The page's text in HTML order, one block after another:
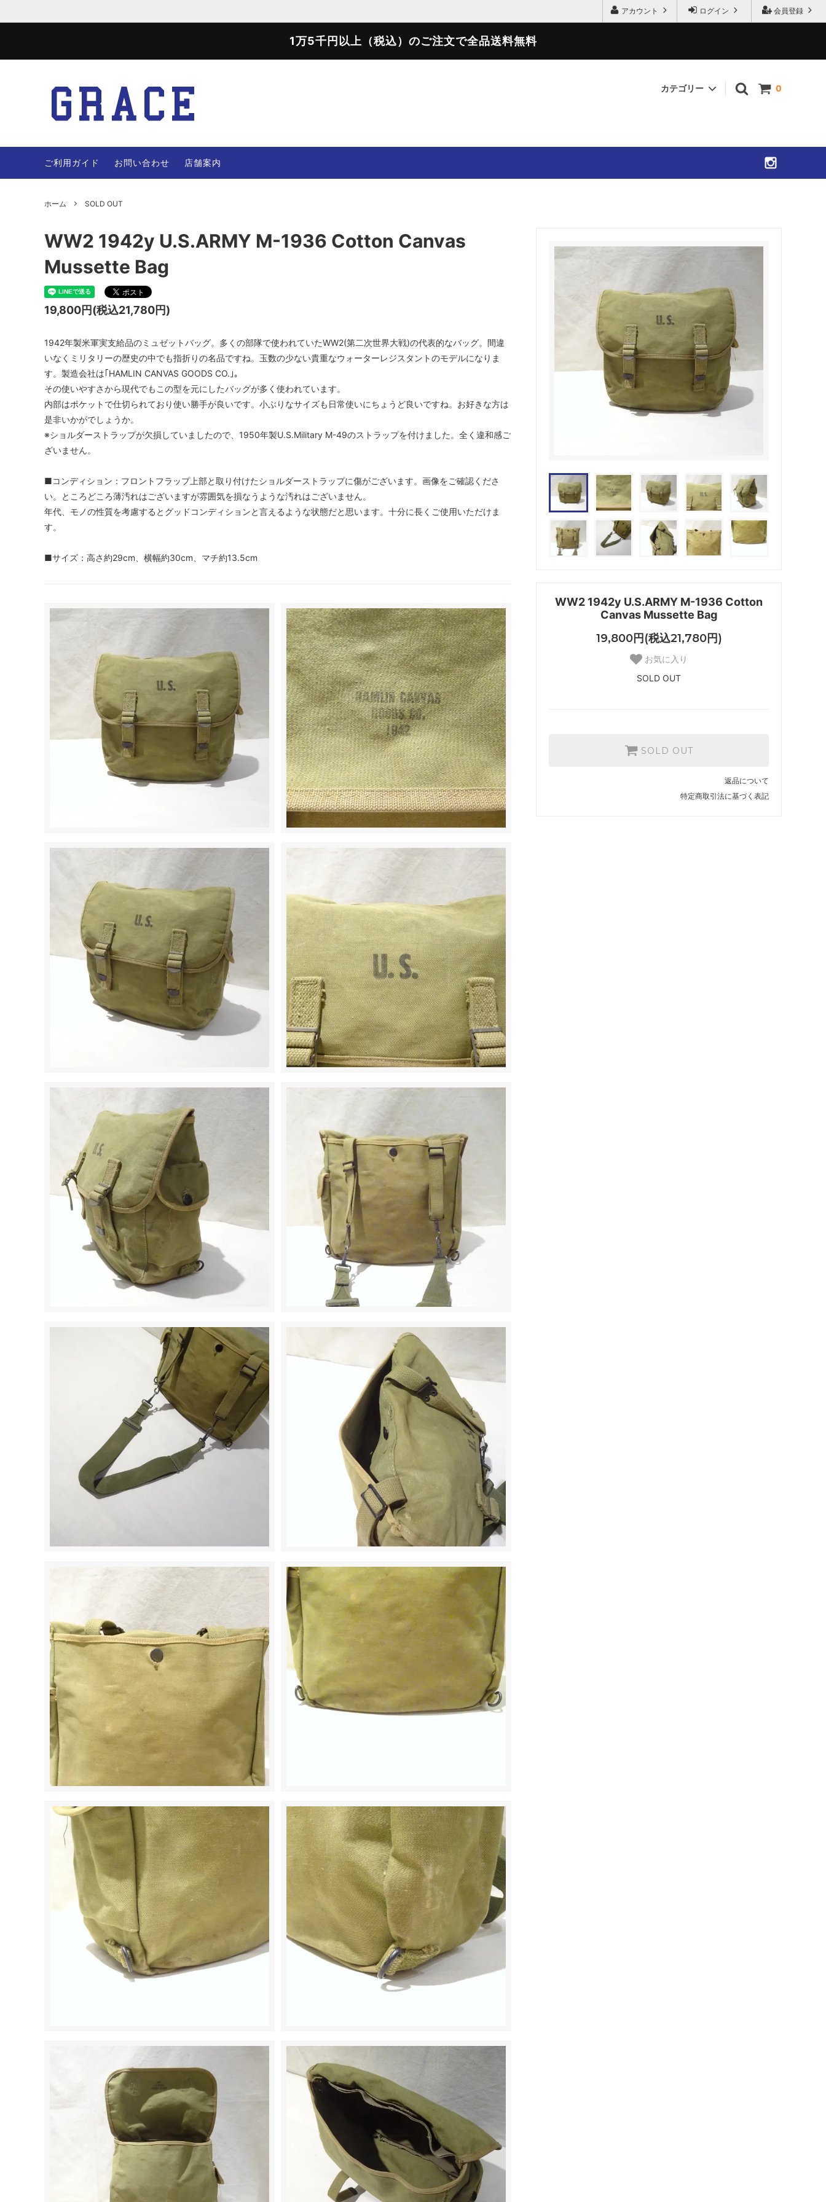
会員登録
ログイン
アカウント
1万5千円以上（税込）のご注文で全品送料無料
0
カテゴリー
OTHERS BAG SHOES SOLD OUT
ご利用ガイド お問い合わせ 店舗案内
ホーム SOLD OUT
WW2 1942y U.S.ARMY M-1936 Cotton
Canvas Mussette Bag
19,800円(税込21,780円)
お気に入り
SOLD OUT
SOLD OUT
返品について
特定商取引法に基づく表記
WW2 1942y U.S.ARMY M-1936 Cotton Canvas
Mussette Bag
19,800円(税込21,780円)
1942年製米軍実支給品のミュゼットバッグ。多くの部隊で使われていたWW2(第二次世界大戦)の代表的なバッグ。間違
いなくミリタリーの歴史の中でも指折りの名品ですね。玉数の少ない貴重なウォーターレジスタントのモデルになりま
す。製造会社は｢HAMLIN CANVAS GOODS CO.｣。
その使いやすさから現代でもこの型を元にしたバッグが多く使われています。
内部はポケットで仕切られており使い勝手が良いです。小ぶりなサイズも日常使いにちょうど良いですね。お好きな方は
是非いかがでしょうか。
※ショルダーストラップが欠損していましたので、1950年製U.S.Military M-49のストラップを付けました。全く違和感ご
ざいません。
■コンディション：フロントフラップ上部と取り付けたショルダーストラップに傷がございます。画像をご確認くださ
い。ところどころ薄汚れはございますが雰囲気を損なうような汚れはございません。
年代、モノの性質を考慮するとグッドコンディションと言えるような状態だと思います。十分に長くご使用いただけま
す。
■サイズ：高さ約29cm、横幅約30cm、マチ約13.5cm